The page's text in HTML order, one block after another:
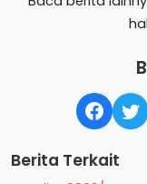
Berita Terkait